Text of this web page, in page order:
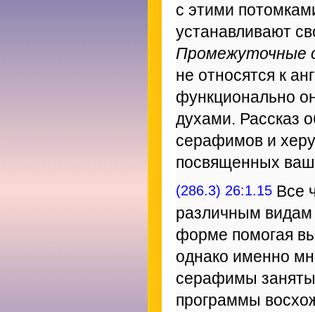
с этими
устанавливают
Промежуточные
не относятся к
функционально
духами. Рассказ
серафимов и
посвященных
(286.3) 26:1.15 Все
различным видам
форме помогая
однако именно
серафимы
программы